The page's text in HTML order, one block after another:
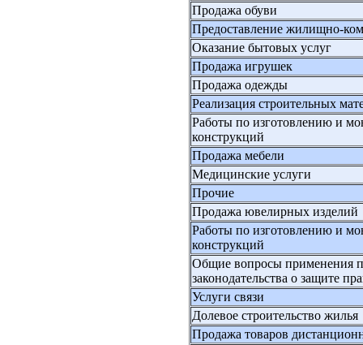
Продажа обуви
Предоставление жилищно-
Оказание бытовых услуг
Продажа игрушек
Продажа одежды
Реализация строительных
Работы по изготовлению и
конструкций
Продажа мебели
Медицинские услуги
Прочие
Продажа ювелирных изделий
Работы по изготовлению и
конструкций
Общие вопросы применения
законодательства о защите
Услуги связи
Долевое строительство жилья
Продажа товаров